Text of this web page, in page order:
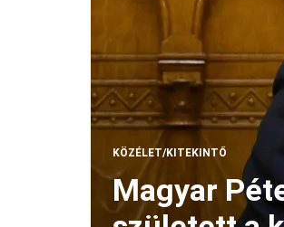
KÖZÉLET/KITEKINTŐ
Magyar